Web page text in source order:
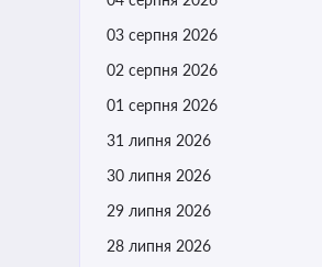
03 серпня 2026
02 серпня 2026
01 серпня 2026
31 липня 2026
30 липня 2026
29 липня 2026
28 липня 2026